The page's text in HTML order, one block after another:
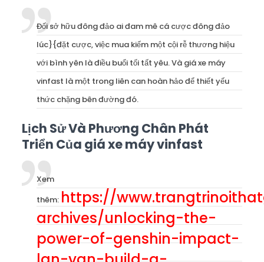
Đối sở hữu đông đảo ai đam mê cá cược đông đảo
lúc}{đặt cược, việc mua kiếm một cội rễ thương hiệu
với bình yên là điều buổi tối tất yêu. Và giá xe máy
vinfast là một trong liên can hoàn hảo để thiết yếu
thức chặng bên đường đó.
Lịch Sử Và Phương Chân Phát
Triển Của giá xe máy vinfast
Xem
thêm: https://
archives/unlocking-the-
power-of-genshin-impact-